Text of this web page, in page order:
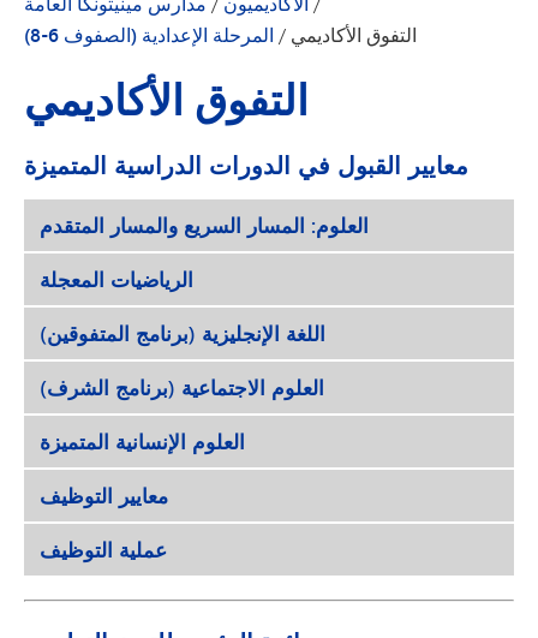
المرحلة الإعدادية (الصفوف 6-8) / التفوق الأكاديمي
التفوق الأكاديمي
معايير القبول في الدورات الدراسية المتميزة
العلوم: المسار السريع والمسار المتقدم
الرياضيات المعجلة
اللغة الإنجليزية (برنامج المتفوقين)
العلوم الاجتماعية (برنامج الشرف)
العلوم الإنسانية المتميزة
معايير التوظيف
عملية التوظيف